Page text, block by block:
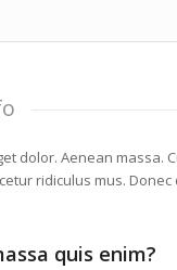
dolor. Aenean massa.
ridiculus mus.
quis enim?